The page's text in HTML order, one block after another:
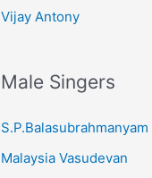
Vijay Antony
Male Singers
S.P.Balasubrahmanyam
Malaysia Vasudevan